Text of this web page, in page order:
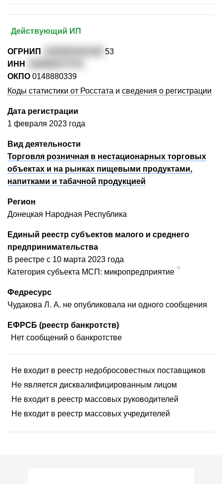
Действующий ИП
ОГРНИП
53
ИНН
ОКПО 0148880339
Коды статистики от Росстата и сведения о регистрации
Дата регистрации
1 февраля 2023 года
Вид деятельности
Торговля розничная в нестационарных торговых
объектах и на рынках пищевыми продуктами,
напитками и табачной продукцией
Регион
Донецкая Народная Республика
Единый реестр субъектов малого и среднего
предпринимательства
В реестре с 10 марта 2023 года
Категория субъекта МСП: микропредприятие ?
Федресурс
Чудакова Л. А. не опубликовала ни одного сообщения
ЕФРСБ (реестр банкротств)
Нет сообщений о банкротстве
Не входит в реестр недобросовестных поставщиков
Не является дисквалифицированным лицом
Не входит в реестр массовых руководителей
Не входит в реестр массовых учредителей